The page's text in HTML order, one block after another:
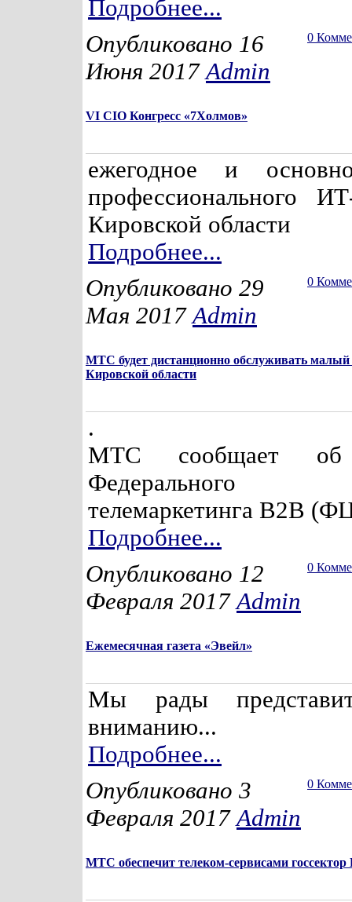
Подробнее...
0
Опубликовано 16
Июня 2017Admin
VI CIO Конгресс «7Холмов»
ежегодное и
профессионального
Кировской области
Подробнее...
0
Опубликовано 29
Мая 2017Admin
МТС будет дистанционно обслуживать малый
Кировской области
.
МТС сообщает об
Федерального
телемаркетинга В2В
Подробнее...
0
Опубликовано 12
Февраля 2017Admin
Ежемесячная газета «Эвейл»
Мы рады
вниманию...
Подробнее...
0
Опубликовано 3
Февраля 2017Admin
МТС обеспечит телеком-сервисами госсектор